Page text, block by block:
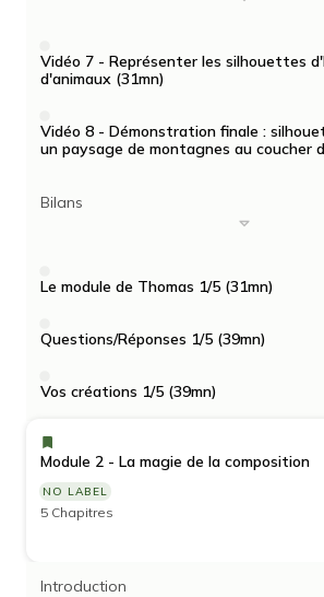
Vidéo 7 - Représenter les silhouettes
d'animaux (31mn)
Vidéo 8 - Démonstration finale :
un paysage de montagnes au coucher
Bilans
Le module de Thomas 1/5 (31mn)
Questions/Réponses 1/5 (39mn)
Vos créations 1/5 (39mn)
Module 2 - La magie de la composition
NO LABEL
5 Chapitres
Introduction